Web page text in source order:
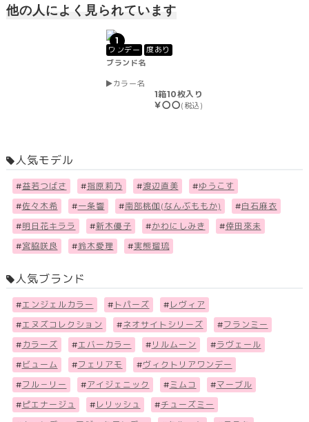
他の人によく見られています
1
ワンデー
度あり
ブランド名
カラー名
1箱10枚入り
￥〇〇(税込)
人気モデル
#益若つばさ #指原莉乃 #渡辺直美 #ゆうこす
#佐々木希 #一条響 #南部桃伽(なんぶももか) #白石麻衣
#明日花キララ #新木優子 #かわにしみき #倖田來未
#宮脇咲良 #鈴木愛理 #実熊瑠琉
人気ブランド
#エンジェルカラー # トパーズ # レヴィア
#エヌズコレクション #ネオサイトシリーズ #フランミー
# カラーズ #エバーカラー # リルムーン #ラヴェール
# ビューム #フェリアモ #ヴィクトリアワンデー
#フル－リー #アイジェニック #ミムコ #マーブル
# ピエナージュ # レリッシュ #チューズミー